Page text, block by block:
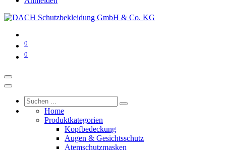
0
0
Home
Produktkategorien
Kopfbedeckung
Augen & Gesichtsschutz
Atemschutzmasken